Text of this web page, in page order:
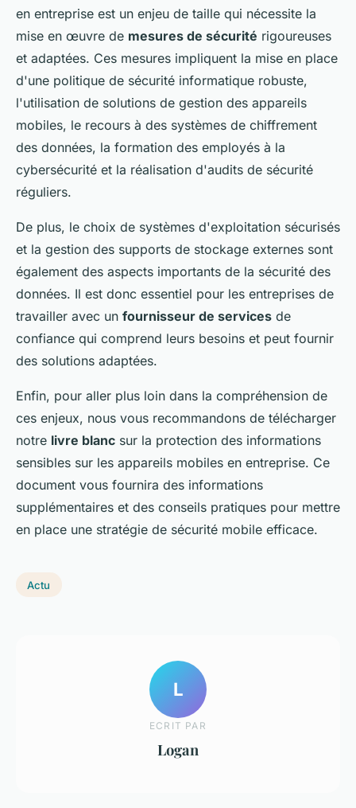
en entreprise est un enjeu de taille qui nécessite la
mise en œuvre de mesures de sécurité rigoureuses
et adaptées. Ces mesures impliquent la mise en place
d'une politique de sécurité informatique robuste,
l'utilisation de solutions de gestion des appareils
mobiles, le recours à des systèmes de chiffrement
des données, la formation des employés à la
cybersécurité et la réalisation d'audits de sécurité
réguliers.
De plus, le choix de systèmes d'exploitation sécurisés
et la gestion des supports de stockage externes sont
également des aspects importants de la sécurité des
données. Il est donc essentiel pour les entreprises de
travailler avec un fournisseur de services de
confiance qui comprend leurs besoins et peut fournir
des solutions adaptées.
Enfin, pour aller plus loin dans la compréhension de
ces enjeux, nous vous recommandons de télécharger
notre livre blanc sur la protection des informations
sensibles sur les appareils mobiles en entreprise. Ce
document vous fournira des informations
supplémentaires et des conseils pratiques pour mettre
en place une stratégie de sécurité mobile efficace.
Actu
L
ECRIT PAR
Logan